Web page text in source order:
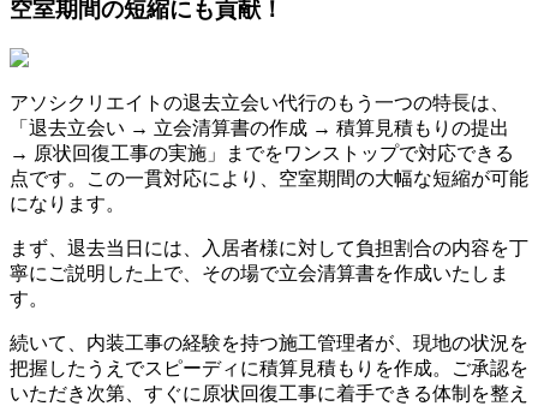
空室期間の短縮にも貢献！
アソシクリエイトの退去立会い代行のもう一つの特長は、
「退去立会い → 立会清算書の作成 → 積算見積もりの提出
→ 原状回復工事の実施」までをワンストップで対応できる
点です。この一貫対応により、空室期間の大幅な短縮が可能
になります。
まず、退去当日には、入居者様に対して負担割合の内容を丁
寧にご説明した上で、その場で立会清算書を作成いたしま
す。
続いて、内装工事の経験を持つ施工管理者が、現地の状況を
把握したうえでスピーディに積算見積もりを作成。ご承認を
いただき次第、すぐに原状回復工事に着手できる体制を整え